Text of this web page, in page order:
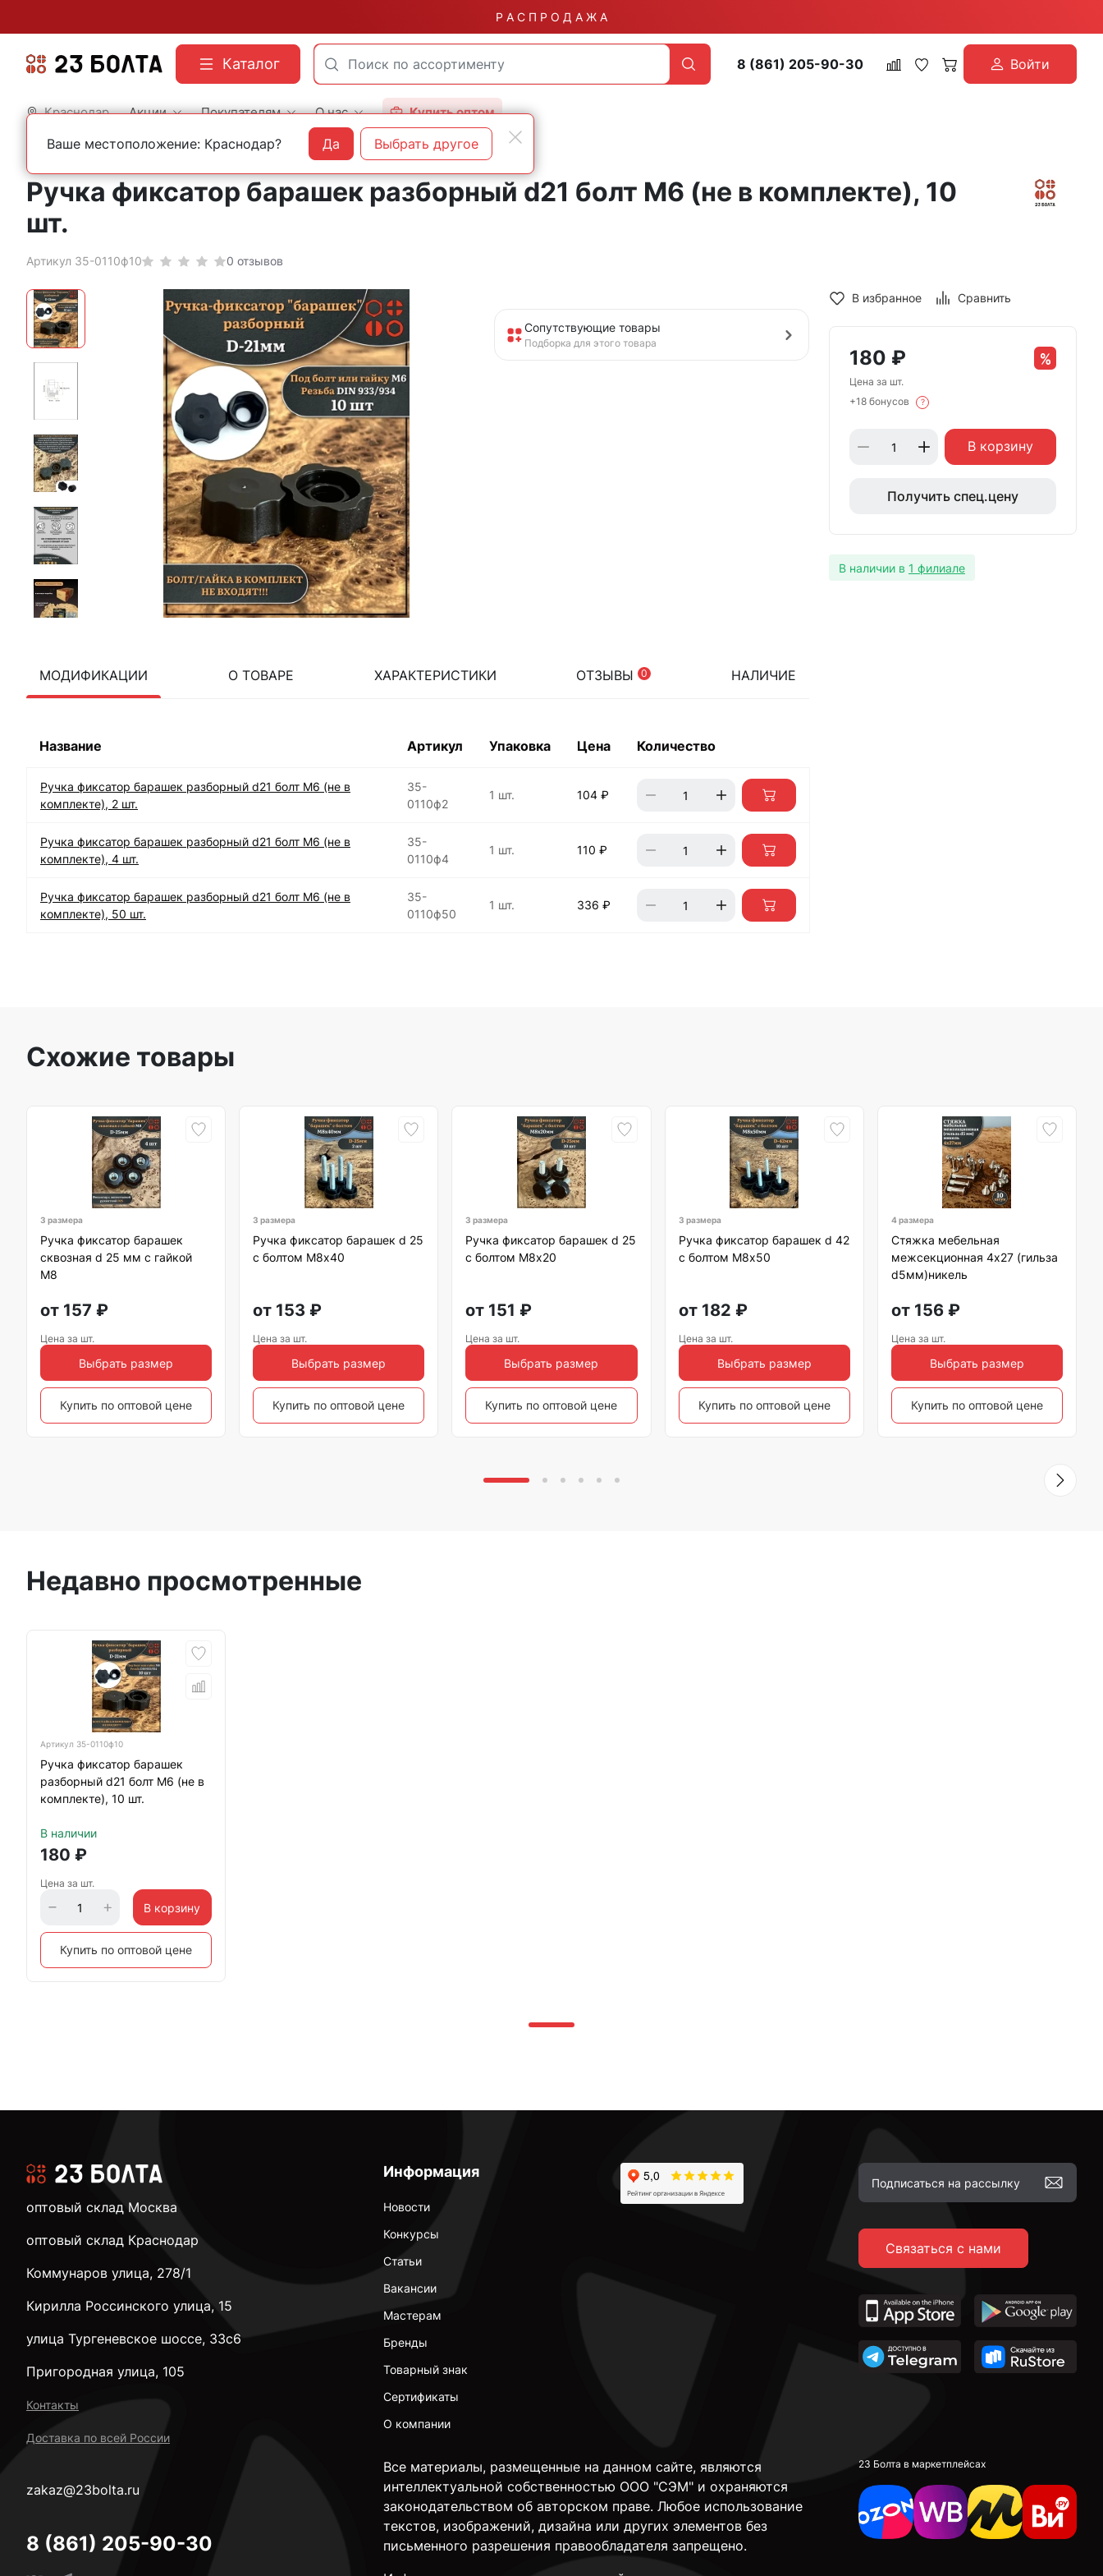
Р А С П Р О Д А Ж А
Каталог 8 (861) 205-90-30 Войти
Краснодар Акции Покупателям О нас Купить оптом
Главная Фасованный крепеж Мебельный крепеж
Ручка фиксатор барашек разборный d21 болт М6 (не в комплекте), 10
шт.
Артикул 35-0110ф10 0 отзывов
Сопутствующие товары
Подборка для этого товара
МОДИФИКАЦИИ О ТОВАРЕ ХАРАКТЕРИСТИКИ ОТЗЫВЫ 0 НАЛИЧИЕ
Название Артикул Упаковка Цена Количество
Ручка фиксатор барашек разборный d21 болт М6 (не в
комплекте), 2 шт.
35-
0110ф2
1 шт. 104 ₽
Ручка фиксатор барашек разборный d21 болт М6 (не в
комплекте), 4 шт.
35-
0110ф4
1 шт. 110 ₽
Ручка фиксатор барашек разборный d21 болт М6 (не в
комплекте), 50 шт.
35-
0110ф50
1 шт. 336 ₽
В избранное Сравнить
180 ₽
Цена за шт.
+18 бонусов
?
В корзину
Получить спец.цену
В наличии в 1 филиале
Схожие товары
3 размера
Ручка фиксатор барашек
сквозная d 25 мм с гайкой
М8
от 157 ₽
Цена за шт.
Выбрать размер
Купить по оптовой цене
3 размера
Ручка фиксатор барашек d 25
с болтом М8х40
от 153 ₽
Цена за шт.
Выбрать размер
Купить по оптовой цене
3 размера
Ручка фиксатор барашек d 25
с болтом М8х20
от 151 ₽
Цена за шт.
Выбрать размер
Купить по оптовой цене
3 размера
Ручка фиксатор барашек d 42
с болтом М8х50
от 182 ₽
Цена за шт.
Выбрать размер
Купить по оптовой цене
4 размера
Стяжка мебельная
межсекционная 4х27 (гильза
d5мм)никель
от 156₽
Цена за шт.
Выбрать размер
Купить по оптовой цене
Недавно просмотренные
Артикул 35-0110ф10
Ручка фиксатор барашек
разборный d21 болт М6 (не в
комплекте), 10 шт.
В наличии
180 ₽
Цена за шт.
В корзину
Купить по оптовой цене
Информация
Новости
Конкурсы
Статьи
Вакансии
Мастерам
Бренды
Товарный знак
Сертификаты
О компании
Связаться с нами
Все материалы, размещенные на данном сайте, являются
интеллектуальной собственностью ООО "СЭМ" и охраняются
законодательством об авторском праве. Любое использование
текстов, изображений, дизайна или других элементов без
письменного разрешения правообладателя запрещено.
23 Болта в маркетплейсах
оптовый склад Москва
оптовый склад Краснодар
Коммунаров улица, 278/1
Кирилла Россинского улица, 15
улица Тургеневское шоссе, 33с6
Пригородная улица, 105
Контакты
Доставка по всей России
zakaz@23bolta.ru
8 (861) 205-90-30
Ваше местоположение: Краснодар? Да Выбрать другое